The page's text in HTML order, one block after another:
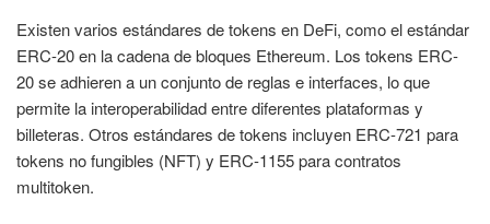
Existen varios estándares de tokens en DeFi, como el estándar
ERC-20 en la cadena de bloques Ethereum. Los tokens ERC-
20 se adhieren a un conjunto de reglas e interfaces, lo que
permite la interoperabilidad entre diferentes plataformas y
billeteras. Otros estándares de tokens incluyen ERC-721 para
tokens no fungibles (NFT) y ERC-1155 para contratos
multitoken.